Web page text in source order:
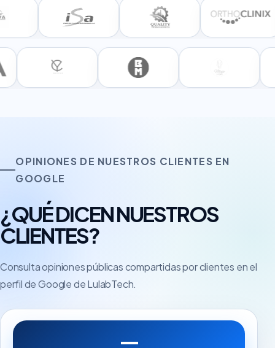
OPINIONES DE NUESTROS CLIENTES EN
GOOGLE
¿QUÉ DICEN NUESTROS
CLIENTES?
Consulta opiniones públicas compartidas por clientes en el
perfil de Google de LulabTech.
—